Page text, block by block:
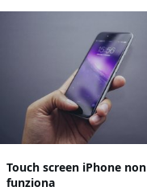
Touch screen iPhone non
funziona